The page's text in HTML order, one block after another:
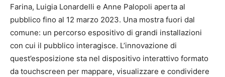
Farina, Luigia Lonardelli e Anne Palopoli aperta al
pubblico fino al 12 marzo 2023. Una mostra fuori dal
comune: un percorso espositivo di grandi installazioni
con cui il pubblico interagisce. L’innovazione di
quest’esposizione sta nel dispositivo interattivo formato
da touchscreen per mappare, visualizzare e condividere